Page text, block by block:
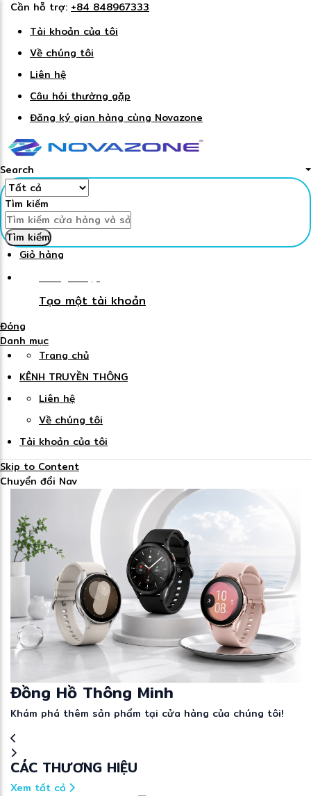
Cần hỗ trợ: +84 848967333
Tài khoản của tôi
Về chúng tôi
Liên hệ
Câu hỏi thường gặp
Đăng ký gian hàng cùng Novazone
Search
Tìm kiếm
Tìm kiếm
Giỏ hàng
Đăng nhập
Tạo một tài khoản
Đóng
Danh mục
Trang chủ
KÊNH TRUYỀN THÔNG
Liên hệ
Về chúng tôi
Tài khoản của tôi
Skip to Content
Chuyển đổi Nav
Đồng Hồ Thông Minh
Khám phá thêm sản phẩm tại cửa hàng của chúng tôi!
CÁC THƯƠNG HIỆU
Xem tất cả